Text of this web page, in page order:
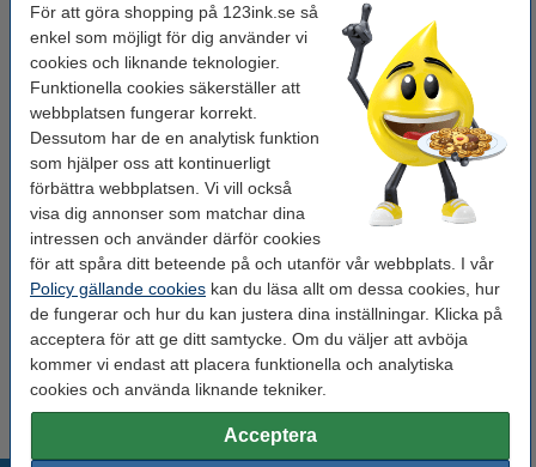
För att göra shopping på 123ink.se så
enkel som möjligt för dig använder vi
cookies och liknande teknologier.
Funktionella cookies säkerställer att
webbplatsen fungerar korrekt.
Dessutom har de en analytisk funktion
som hjälper oss att kontinuerligt
förbättra webbplatsen. Vi vill också
visa dig annonser som matchar dina
intressen och använder därför cookies
för att spåra ditt beteende på och utanför vår webbplats. I vår
Policy gällande cookies kan du läsa allt om dessa cookies, hur
de fungerar och hur du kan justera dina inställningar. Klicka på
acceptera för att ge ditt samtycke. Om du väljer att avböja
kommer vi endast att placera funktionella och analytiska
cookies och använda liknande tekniker.
Acceptera
24 kr Beställ
Behöver du fler?
Köp ett regnbågsset för endast
125 kr
Glöm inte att beställa!
Sax 195mm | 123ink
49 kr
Hobbylim 90g | Tesa
50 kr